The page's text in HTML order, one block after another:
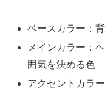
ベースカラー：
メインカラー：
囲気を決める色
アクセントカラ